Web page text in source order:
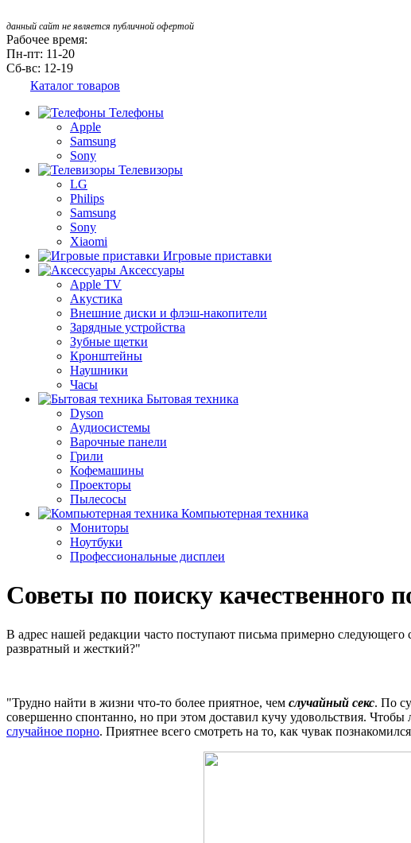
данный сайт не является публичной офертой
Рабочее время:
Пн-пт: 11-20
Сб-вс: 12-19
Каталог товаров
Телефоны
Apple
Samsung
Sony
Телевизоры
LG
Philips
Samsung
Sony
Xiaomi
Игровые приставки
Аксессуары
Apple TV
Акустика
Внешние диски и флэш-накопители
Зарядные устройства
Зубные щетки
Кронштейны
Наушники
Часы
Бытовая техника
Dyson
Аудиосистемы
Варочные панели
Грили
Кофемашины
Проекторы
Пылесосы
Компьютерная техника
Мониторы
Ноутбуки
Профессиональные дисплеи
Советы по поиску качественного
В адрес нашей редакции часто поступают письма примерно следующего
развратный и жесткий?"
"Трудно найти в жизни что-то более приятное, чем случайный секс. По
совершенно спонтанно, но при этом доставил кучу удовольствия.
случайное порно. Приятнее всего смотреть на то, как чувак